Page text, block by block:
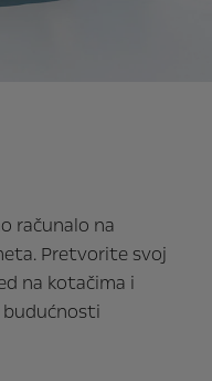
računalo na
Pretvorite svoj
na kotačima i
budućnosti